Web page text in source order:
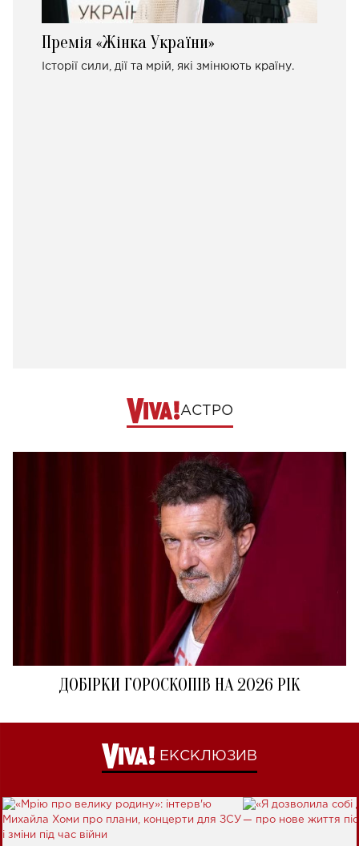
Премія «Жінка України»
Історії сили, дії та мрій, які змінюють країну.
АСТРО
ДОБІРКИ ГОРОСКОПІВ НА 2026 РІК
ЕКСКЛЮЗИВ